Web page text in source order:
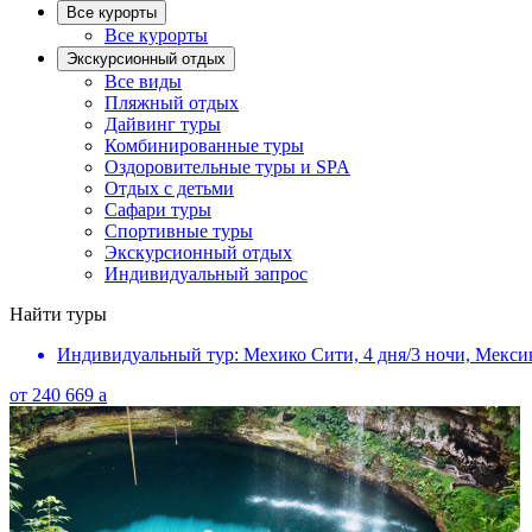
Все курорты
Все курорты
Экскурсионный отдых
Все виды
Пляжный отдых
Дайвинг туры
Комбинированные туры
Оздоровительные туры и SPA
Отдых с детьми
Сафари туры
Спортивные туры
Экскурсионный отдых
Индивидуальный запрос
Найти туры
Индивидуальный тур: Мехико Сити, 4 дня/3 ночи,
от 240 669 a